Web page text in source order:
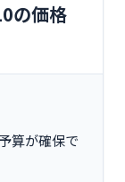
の価格
算が確保で